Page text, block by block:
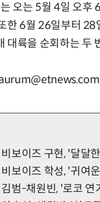
오는 5월 4일 오후
한 6월 26일부터 28
대륙을 순회하는 두
비보이즈 구현, '달달
비보이즈 학성, '귀여
김범-채원빈, '로코